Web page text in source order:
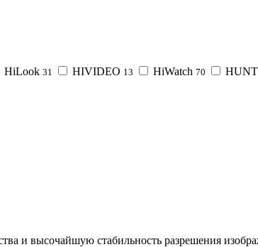
HiLook 31 HIVIDEO 13 HiWatch 70
и высочайшую стабильность разрешения